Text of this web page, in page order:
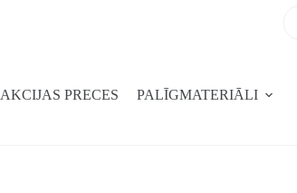
AKCIJAS PRECES PALĪGMATERIĀLI